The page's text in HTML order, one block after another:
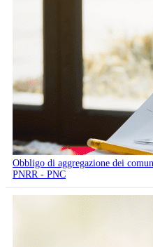
Obbligo di aggregazione dei
PNRR - PNC